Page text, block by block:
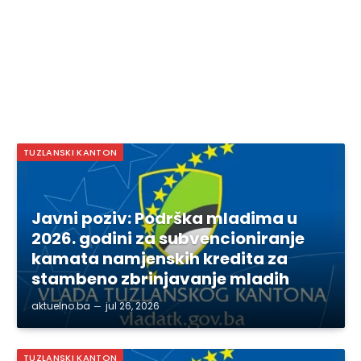
TUZLANSKI KANTON
Javni poziv: Podrška mladima u
2026. godini za subvencioniranje
kamata namjenskih kredita za
stambeno zbrinjavanje mladih
aktuelno.ba jul 26, 2026
TUZLANSKI KANTON